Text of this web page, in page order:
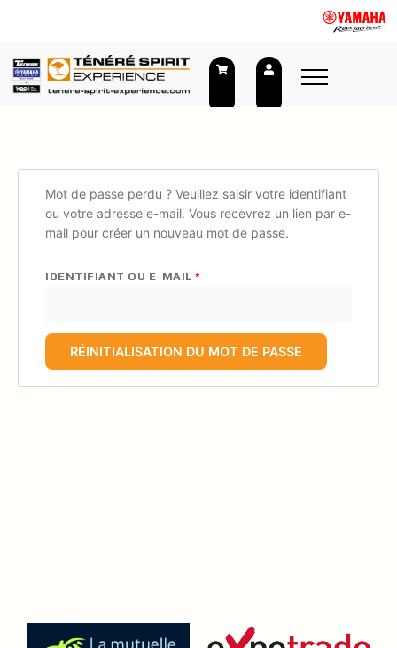
Mot de passe perdu ? Veuillez saisir votre identifiant
ou votre adresse e-mail. Vous recevrez un lien par e-
mail pour créer un nouveau mot de passe.
IDENTIFIANT OU E-MAIL*
RÉINITIALISATION DU MOT DE PASSE